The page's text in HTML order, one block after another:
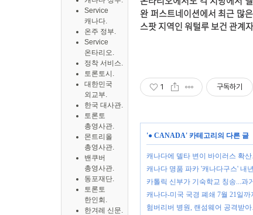
Service
캐나다.
온주 정부.
Service
온타리오.
정착 서비스.
토론토시.
대한민국
외교부.
한국 대사관.
토론토
총영사관.
몬트리올
총영사관.
밴쿠버
총영사관.
동포재단.
토론토
한인회.
한겨레 신문.
완 퍼스트네이션에서 최근 많
스팟 지역인 워털루 보건 관계
1 구독하기
'● CANADA' 카테고리의 다른 글
캐나다에 델타 변이 바이러스 확
캐나다 명품 파카 '캐나다구스' 내
카톨릭 신부가 기숙학교 칭송...과
캐나다-미국 국경 폐쇄 7월 21일
험버리버 병원, 랜섬웨어 공격받